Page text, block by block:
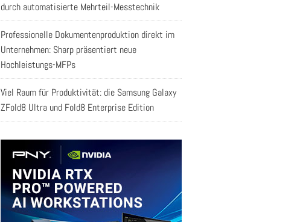
durch automatisierte Mehrteil-Messtechnik
Professionelle Dokumentenproduktion direkt im
Unternehmen: Sharp präsentiert neue
Hochleistungs-MFPs
Viel Raum für Produktivität: die Samsung Galaxy
ZFold8 Ultra und Fold8 Enterprise Edition